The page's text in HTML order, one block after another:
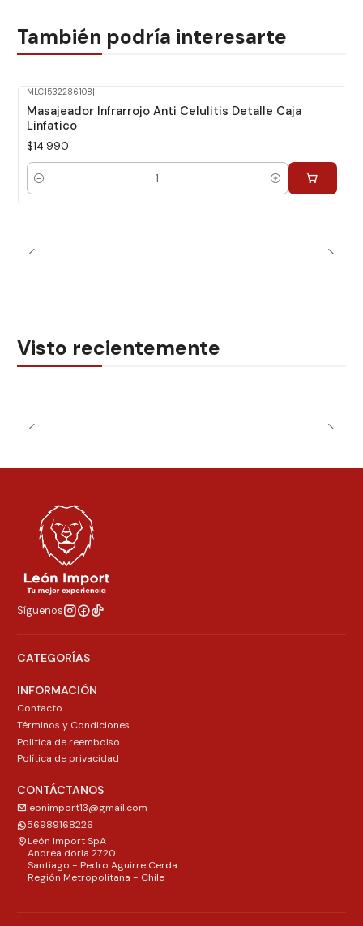
También podría interesarte
MLC1532286108|
Masajeador Infrarrojo Anti Celulitis Detalle Caja
Linfatico
$14.990
Cantidad
Visto recientemente
Síguenos
CATEGORÍAS
INFORMACIÓN
Contacto
Términos y Condiciones
Politica de reembolso
Política de privacidad
CONTÁCTANOS
leonimport13@gmail.com
56989168226
León Import SpA
Andrea doria 2720
Santiago - Pedro Aguirre Cerda
Región Metropolitana - Chile